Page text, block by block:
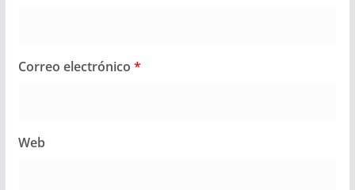
Correo electrónico *
Web